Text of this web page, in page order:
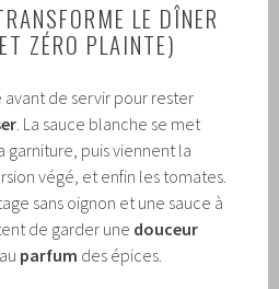
LE DÎNER
ZÉRO PLAINTE)
avant de servir pour rester
. La sauce blanche se met
garniture, puis viennent la
végé, et enfin les tomates.
sans oignon et une sauce à
de garder une douceur
parfum des épices.